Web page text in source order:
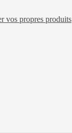
vos propres produits